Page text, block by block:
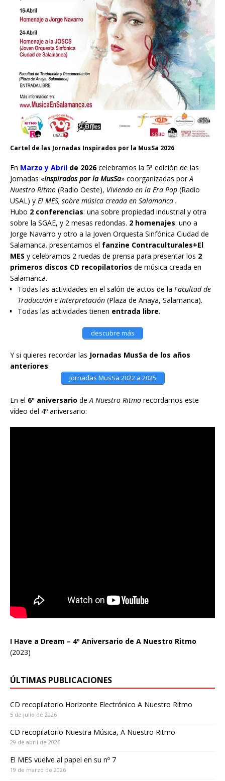
Cartel de las Jornadas Inspirados por la MusSa 2026
En Marzo y Abril de 2026celebramos la 5ª edición de las
Jornadas «Inspirados por la MusSa» coorganizadas porA
Nuestro Ritmo (Radio Oeste), Viviendo en la Era Pop (Radio
USAL) y El MES, sobre música creada en Salamanca .
Hubo 2 conferencias: una sobre propiedad industrial y otra
sobre la SGAE, y 2 mesas redondas. 2 homenajes: uno a
Jorge Navarro y otro a la Joven Orquesta Sinfónica Ciudad de
Salamanca. presentamos el fanzine Contraculturales+El
MES y celebramos 2 ruedas de prensa para presentar los 2
primeros discos CD recopilatorios de música creada en
Salamanca.
Todas las actividades en el salón de actos de la Facultad de
Traducción e Interpretación (Plaza de Anaya, Salamanca).
Todas las actividades tienen entrada libre.
descubre más
Y si quieres recordar las Jornadas MusSa de los años
anteriores:
Jornadas MusSa 2022 a 2025
En el 6º aniversario de A Nuestro Ritmo recordamos este
vídeo del 4º aniversario:
I Have a Dream – 4º Aniversario de A Nuestro Ritmo
(2023)
ÚLTIMAS PUBLICACIONES
CD recopilatorio Horizonte Electrónico A Nuestro Ritmo
5 de julio de 2026
CD recopilatorio Nuestra Música, A Nuestro Ritmo
29 de abril de 2026
El MES vuelve al papel en su nº 7
19 de marzo de 2026